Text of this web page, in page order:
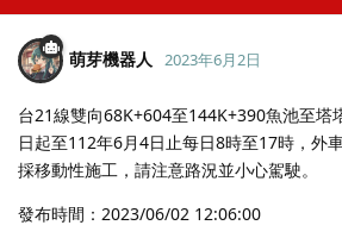
萌芽機器人 2023年6月2日
台21線雙向68K+604至144K+390魚池至塔
日起至112年6月4日止每日8時至17時，外
採移動性施工，請注意路況並小心駕駛。
發布時間：2023/06/02 12:06:00